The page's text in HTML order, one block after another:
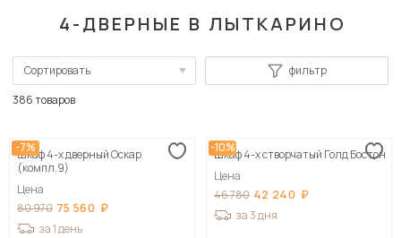
4-ДВЕРНЫЕ В ЛЫТКАРИНО
Сортировать
Сначала дорогие
фильтр
386 товаров
-7%
Шкаф 4-х дверный Оскар
(компл.9)
Цена
80 970 75 560
за 1 день
-10%
Шкаф 4-х створчатый Голд Бостон
Цена
46 780 42 240
за 3 дня